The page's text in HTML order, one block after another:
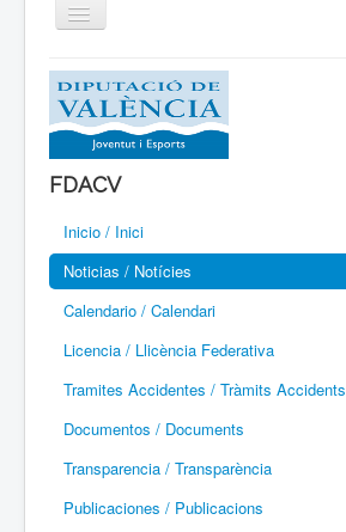
Cambiar
navegación
Aeromodelismo / Aeromodelisme
Ala Delta
Paracaidismo / Paracaigudisme
Parapente / Parapent
Ultraligeros / Ultralleugers
Vuelo Con Motor / Vol Amb Motor
FDACV
Inicio / Inici
Noticias / Notícies
Calendario / Calendari
Licencia / Llicència Federativa
Tramites Accidentes / Tràmits Accidents
Documentos / Documents
Transparencia / Transparència
Publicaciones / Publicacions